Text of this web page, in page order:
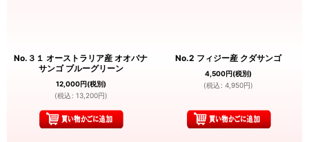
No.３１ オーストラリア産 オオバナ
サンゴ ブルーグリーン
12,000円(税別)
(税込 : 13,200円)
No.2 フィジー産 クダサンゴ
4,500円(税別)
(税込 : 4,950円)